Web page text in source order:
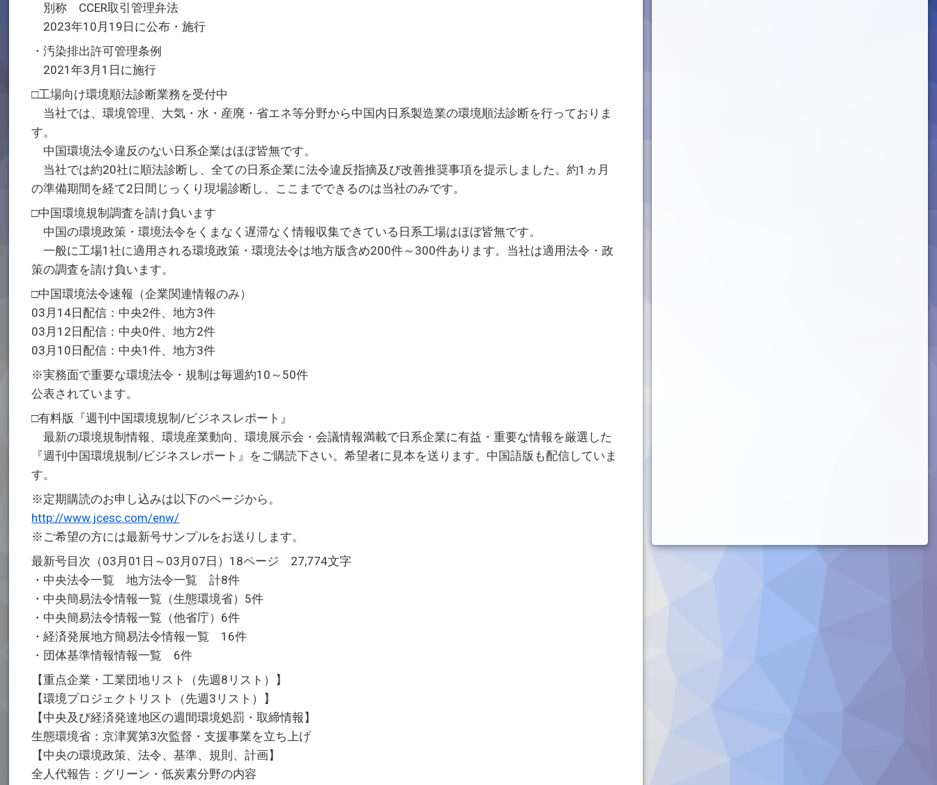
別称 CCER取引管理弁法
2023年10月19日に公布・施行
・汚染排出許可管理条例
2021年3月1日に施行
□工場向け環境順法診断業務を受付中
当社では、環境管理、大気・水・産廃・省エネ等分野から中国内日系製造業の環境順法診断を行っておりま
す。
中国環境法令違反のない日系企業はほぼ皆無です。
当社では約20社に順法診断し、全ての日系企業に法令違反指摘及び改善推奨事項を提示しました。約1ヵ月
の準備期間を経て2日間じっくり現場診断し、ここまでできるのは当社のみです。
□中国環境規制調査を請け負います
中国の環境政策・環境法令をくまなく遅滞なく情報収集できている日系工場はほぼ皆無です。
一般に工場1社に適用される環境政策・環境法令は地方版含め200件～300件あります。当社は適用法令・政
策の調査を請け負います。
□中国環境法令速報（企業関連情報のみ）
03月14日配信：中央2件、地方3件
03月12日配信：中央0件、地方2件
03月10日配信：中央1件、地方3件
※実務面で重要な環境法令・規制は毎週約10～50件
公表されています。
□有料版『週刊中国環境規制/ビジネスレポート』
最新の環境規制情報、環境産業動向、環境展示会・会議情報満載で日系企業に有益・重要な情報を厳選した
『週刊中国環境規制/ビジネスレポート』をご購読下さい。希望者に見本を送ります。中国語版も配信していま
す。
※定期購読のお申し込みは以下のページから。
http://www.jcesc.com/enw/
※ご希望の方には最新号サンプルをお送りします。
最新号目次（03月01日～03月07日）18ページ 27,774文字
・中央法令一覧 地方法令一覧 計8件
・中央簡易法令情報一覧（生態環境省）5件
・中央簡易法令情報一覧（他省庁）6件
・経済発展地方簡易法令情報一覧 16件
・団体基準情報情報一覧 6件
【重点企業・工業団地リスト（先週8リスト）】
【環境プロジェクトリスト（先週3リスト）】
【中央及び経済発達地区の週間環境処罰・取締情報】
生態環境省：京津冀第3次監督・支援事業を立ち上げ
【中央の環境政策、法令、基準、規則、計画】
全人代報告：グリーン・低炭素分野の内容